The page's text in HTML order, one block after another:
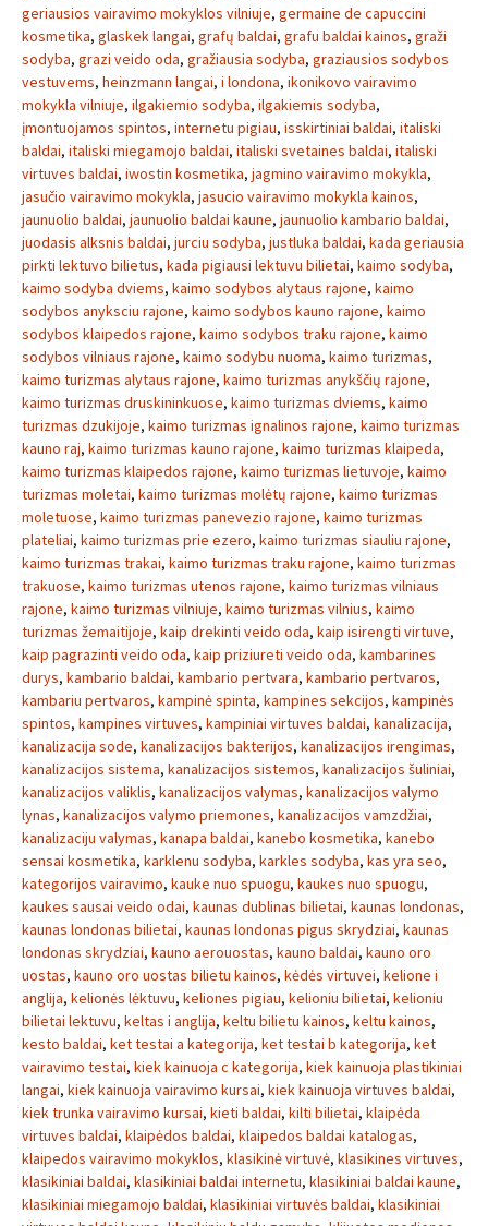
geriausios vairavimo mokyklos vilniuje, germaine de capuccini
kosmetika, glaskek langai, grafų baldai, grafu baldai kainos, graži
sodyba, grazi veido oda, gražiausia sodyba, graziausios sodybos
vestuvems, heinzmann langai, i londona, ikonikovo vairavimo
mokykla vilniuje, ilgakiemio sodyba, ilgakiemis sodyba,
įmontuojamos spintos, internetu pigiau, isskirtiniai baldai, italiski
baldai, italiski miegamojo baldai, italiski svetaines baldai, italiski
virtuves baldai, iwostin kosmetika, jagmino vairavimo mokykla,
jasučio vairavimo mokykla, jasucio vairavimo mokykla kainos,
jaunuolio baldai, jaunuolio baldai kaune, jaunuolio kambario baldai,
juodasis alksnis baldai, jurciu sodyba, justluka baldai, kada geriausia
pirkti lektuvo bilietus, kada pigiausi lektuvu bilietai, kaimo sodyba,
kaimo sodyba dviems, kaimo sodybos alytaus rajone, kaimo
sodybos anyksciu rajone, kaimo sodybos kauno rajone, kaimo
sodybos klaipedos rajone, kaimo sodybos traku rajone, kaimo
sodybos vilniaus rajone, kaimo sodybu nuoma, kaimo turizmas,
kaimo turizmas alytaus rajone, kaimo turizmas anykščių rajone,
kaimo turizmas druskininkuose, kaimo turizmas dviems, kaimo
turizmas dzukijoje, kaimo turizmas ignalinos rajone, kaimo turizmas
kauno raj, kaimo turizmas kauno rajone, kaimo turizmas klaipeda,
kaimo turizmas klaipedos rajone, kaimo turizmas lietuvoje, kaimo
turizmas moletai, kaimo turizmas molėtų rajone, kaimo turizmas
moletuose, kaimo turizmas panevezio rajone, kaimo turizmas
plateliai, kaimo turizmas prie ezero, kaimo turizmas siauliu rajone,
kaimo turizmas trakai, kaimo turizmas traku rajone, kaimo turizmas
trakuose, kaimo turizmas utenos rajone, kaimo turizmas vilniaus
rajone, kaimo turizmas vilniuje, kaimo turizmas vilnius, kaimo
turizmas žemaitijoje, kaip drekinti veido oda, kaip isirengti virtuve,
kaip pagrazinti veido oda, kaip priziureti veido oda, kambarines
durys, kambario baldai, kambario pertvara, kambario pertvaros,
kambariu pertvaros, kampinė spinta, kampines sekcijos, kampinės
spintos, kampines virtuves, kampiniai virtuves baldai, kanalizacija,
kanalizacija sode, kanalizacijos bakterijos, kanalizacijos irengimas,
kanalizacijos sistema, kanalizacijos sistemos, kanalizacijos šuliniai,
kanalizacijos valiklis, kanalizacijos valymas, kanalizacijos valymo
lynas, kanalizacijos valymo priemones, kanalizacijos vamzdžiai,
kanalizaciju valymas, kanapa baldai, kanebo kosmetika, kanebo
sensai kosmetika, karklenu sodyba, karkles sodyba, kas yra seo,
kategorijos vairavimo, kauke nuo spuogu, kaukes nuo spuogu,
kaukes sausai veido odai, kaunas dublinas bilietai, kaunas londonas,
kaunas londonas bilietai, kaunas londonas pigus skrydziai, kaunas
londonas skrydziai, kauno aerouostas, kauno baldai, kauno oro
uostas, kauno oro uostas bilietu kainos, kėdės virtuvei, kelione i
anglija, kelionės lėktuvu, keliones pigiau, kelioniu bilietai, kelioniu
bilietai lektuvu, keltas i anglija, keltu bilietu kainos, keltu kainos,
kesto baldai, ket testai a kategorija, ket testai b kategorija, ket
vairavimo testai, kiek kainuoja c kategorija, kiek kainuoja plastikiniai
langai, kiek kainuoja vairavimo kursai, kiek kainuoja virtuves baldai,
kiek trunka vairavimo kursai, kieti baldai, kilti bilietai, klaipėda
virtuves baldai, klaipėdos baldai, klaipedos baldai katalogas,
klaipedos vairavimo mokyklos, klasikinė virtuvė, klasikines virtuves,
klasikiniai baldai, klasikiniai baldai internetu, klasikiniai baldai kaune,
klasikiniai miegamojo baldai, klasikiniai virtuvės baldai, klasikiniai